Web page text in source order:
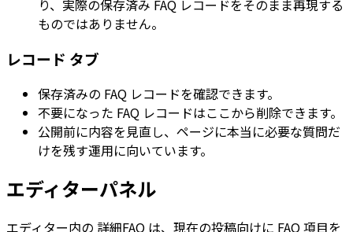
り、実際の保存済み FAQ レコードをそのまま再現する
ものではありません。
レコード タブ
保存済みの FAQ レコードを確認できます。
不要になった FAQ レコードはここから削除できます。
公開前に内容を見直し、ページに本当に必要な質問だ
けを残す運用に向いています。
エディターパネル
エディター内の 詳細FAQ は、現在の投稿向けに FAQ 項目を